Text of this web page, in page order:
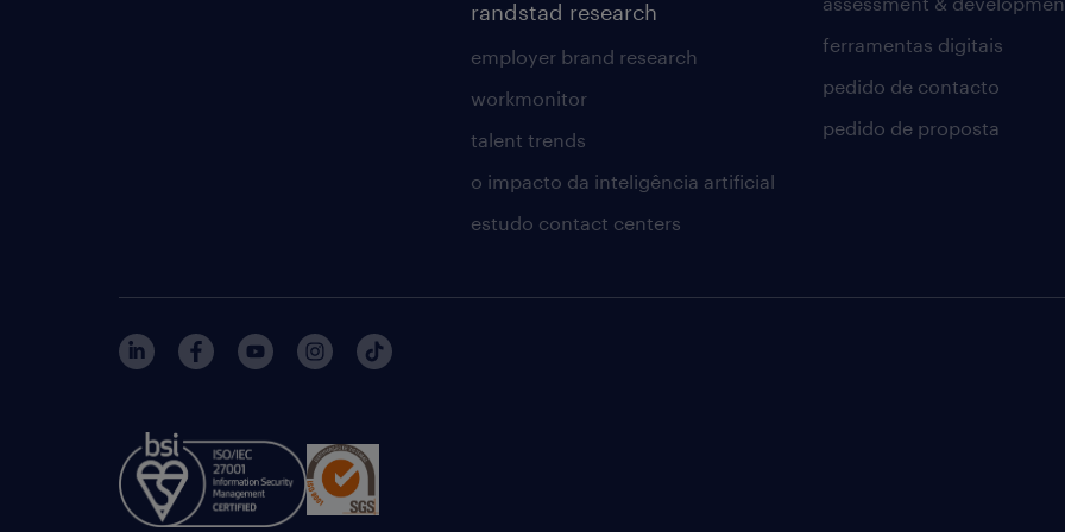
randstad research
employer brand research
workmonitor
talent trends
o impacto da inteligência artificial
estudo contact centers
ferramentas digitais
pedido de contacto
pedido de proposta